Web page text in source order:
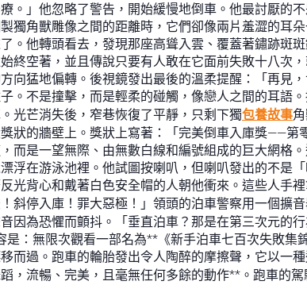
。」他忽略了警告，開始緩慢地倒車。他最討厭的
獨角獸雕像之間的距離時，它們卻像兩片羞澀的耳
。他轉頭看去，發現那座高聳入雲、覆蓋著鏽跡斑
終空著，並且傳說只要有人敢在它面前失敗十八次
向猛地偏轉。後視鏡發出最後的溫柔提醒：「再見
不是撞擊，而是輕柔的碰觸，像戀人之間的耳語。
光芒消失後，窄巷恢復了平靜，只剩下獨包養故事
狀的牆壁上。獎狀上寫著：「完美倒車入庫獎——第
而是一望無際、由無數白線和編號組成的巨大網格
浮在游泳池裡。他試圖按喇叭，但喇叭發出的不是
光背心和戴著白色安全帽的人朝他衝來。這些人手
斜停入庫！罪大惡極！」領頭的泊車警察用一個擴
因為恐懼而顫抖。「垂直泊車？那是在第三次元的
：無限次觀看一部名為**《新手泊車七百次失敗集
而過。跑車的輪胎發出令人陶醉的摩擦聲，它以一
，流暢、完美，且毫無任何多餘的動作**。跑車的